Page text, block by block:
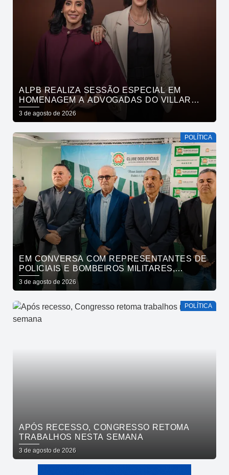
ALPB REALIZA SESSÃO ESPECIAL EM
HOMENAGEM A ADVOGADAS DO VILLAR
MAIA ADVOCACIA
3 de agosto de 2026
POLÍTICA
EM CONVERSA COM REPRESENTANTES DE
POLICIAIS E BOMBEIROS MILITARES,
CÍCERO SE COMPROMETE COM DEMANDAS
E COM A MANUTENÇÃO DE DIÁLOGO
3 de agosto de 2026
POLÍTICA
APÓS RECESSO, CONGRESSO RETOMA
TRABALHOS NESTA SEMANA
3 de agosto de 2026